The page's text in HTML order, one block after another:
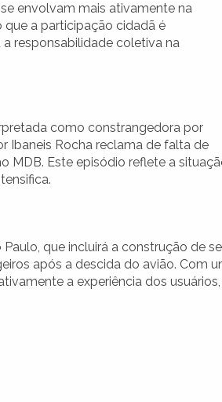
envolvam mais ativamente na
que a participação cidadã é
responsabilidade coletiva na
como constrangedora por
Ibaneis Rocha reclama de falta de
MDB. Este episódio reflete a
que incluirá a construção de
após a descida do avião. Com
a experiência dos usuários,